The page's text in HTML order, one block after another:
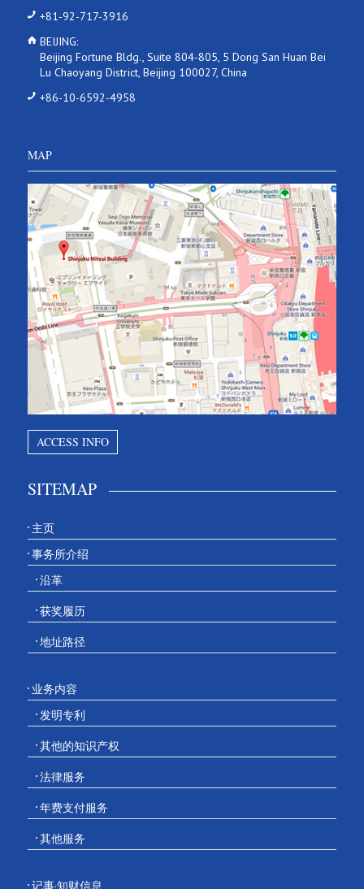
+81-92-717-3916
BEIJING:
Beijing Fortune Bldg., Suite 804-805, 5 Dong San Huan Bei
Lu Chaoyang District, Beijing 100027, China
+86-10-6592-4958
MAP
ACCESS INFO
SITEMAP
主页
事务所介绍
沿革
获奖履历
地址路径
业务内容
发明专利
其他的知识产权
法律服务
年费支付服务
其他服务